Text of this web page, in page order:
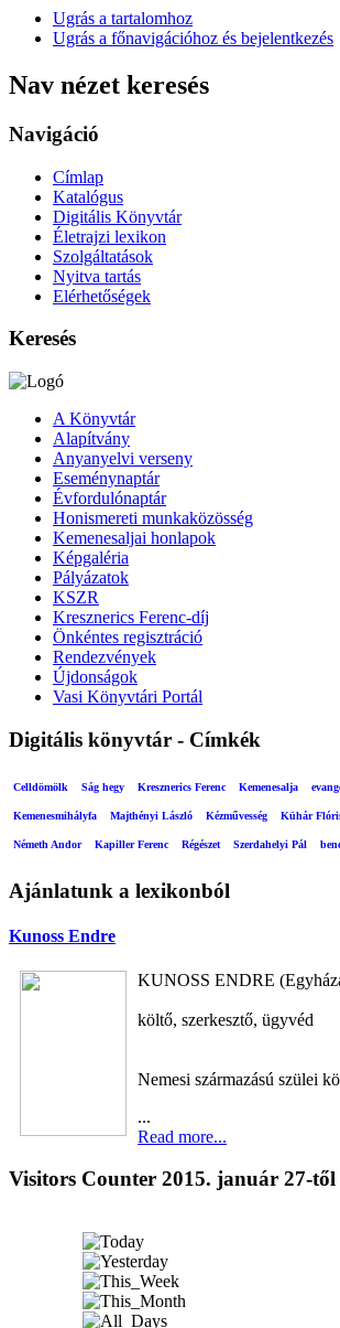
Ugrás a tartalomhoz
Ugrás a főnavigációhoz és bejelentkezés
Nav nézet keresés
Navigáció
Címlap
Katalógus
Digitális Könyvtár
Életrajzi lexikon
Szolgáltatások
Nyitva tartás
Elérhetőségek
Keresés
A Könyvtár
Alapítvány
Anyanyelvi verseny
Eseménynaptár
Évfordulónaptár
Honismereti munkaközösség
Kemenesaljai honlapok
Képgaléria
Pályázatok
KSZR
Kresznerics Ferenc-díj
Önkéntes regisztráció
Rendezvények
Újdonságok
Vasi Könyvtári Portál
Digitális könyvtár - Címkék
Celldömölk Ság hegy Kresznerics Ferenc Kemenesalja
Kemenesmihályfa Majthényi László Kézművesség Kühár
Németh Andor Kapiller Ferenc Régészet Szerdahelyi Pál
Ajánlatunk a lexikonból
Kunoss Endre
KUNOSS ENDRE
költő, szerkesztő, ügyvéd
Nemesi származású szülei
...
Read more...
Visitors Counter 2015. január 27-től